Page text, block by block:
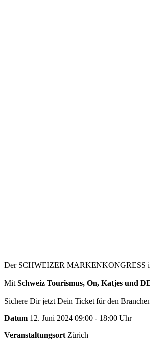
Der SCHWEIZER MARKENKONGRESS
Mit Schweiz Tourismus, On, Katjes und
Sichere Dir jetzt Dein Ticket für den
Datum 12. Juni 2024 09:00 - 18:00 Uhr
Veranstaltungsort Zürich